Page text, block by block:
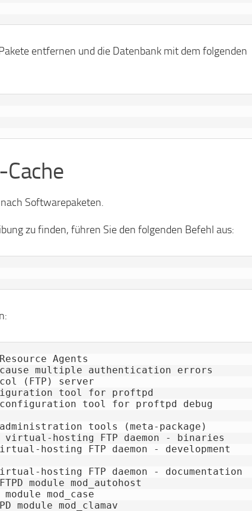
entfernen und die Datenbank mit dem folgenden
Softwarepaketen.
zu finden, führen Sie den folgenden Befehl aus:
Agents
multiple authentication errors
(FTP) server
tool for proftpd
configuration tool for proftpd debug
tools (meta-package)
hosting FTP daemon - binaries
hosting FTP daemon - development
hosting FTP daemon - documentation
module mod_autohost
mod_case
module mod_clamav